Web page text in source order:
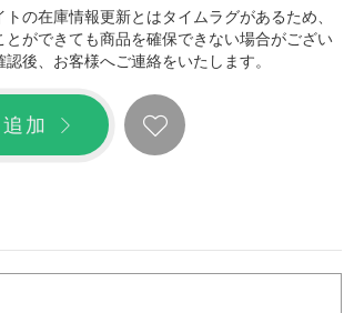
の在庫情報更新とはタイムラグがあるため、
とができても商品を確保できない場合がござい
後、お客様へご連絡をいたします。
加